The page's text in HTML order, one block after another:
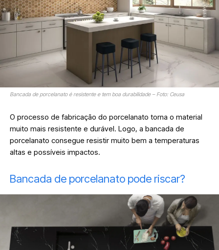
Bancada de porcelanato é resistente e tem boa durabilidade – Foto: Ceusa
O processo de fabricação do porcelanato torna o material
muito mais resistente e durável. Logo, a bancada de
porcelanato consegue resistir muito bem a temperaturas
altas e possíveis impactos.
Bancada de porcelanato pode riscar?